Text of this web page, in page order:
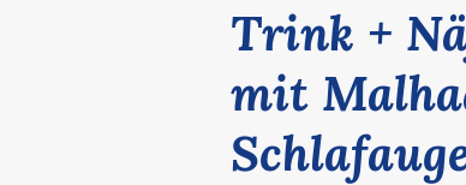
Trink +
mit